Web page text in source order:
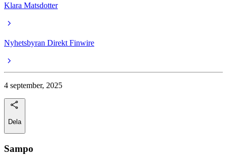
Klara Matsdotter
Nyhetsbyran Direkt Finwire
4 september, 2025
Dela
Sampo